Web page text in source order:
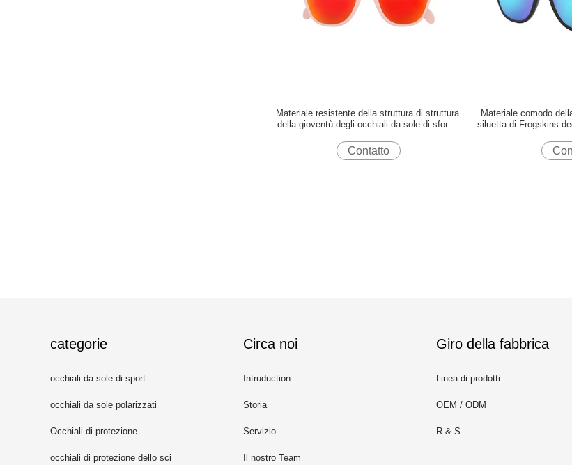
Materiale resistente della struttura di struttura
della gioventù degli occhiali da sole di sforzo
Contatto
Materiale comodo
siluetta di Frogskins
categorie
occhiali da sole di sport
occhiali da sole polarizzati
Occhiali di protezione
occhiali di protezione dello sci
Circa noi
Intruduction
Storia
Servizio
Il nostro Team
Giro della fabbrica
Linea di prodotti
OEM / ODM
R & S